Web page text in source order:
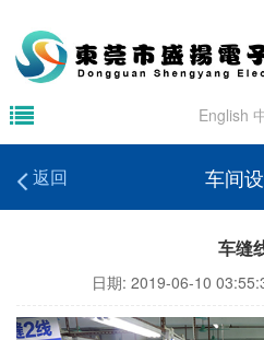
English
返回 车间
车缝
日期: 2019-06-10